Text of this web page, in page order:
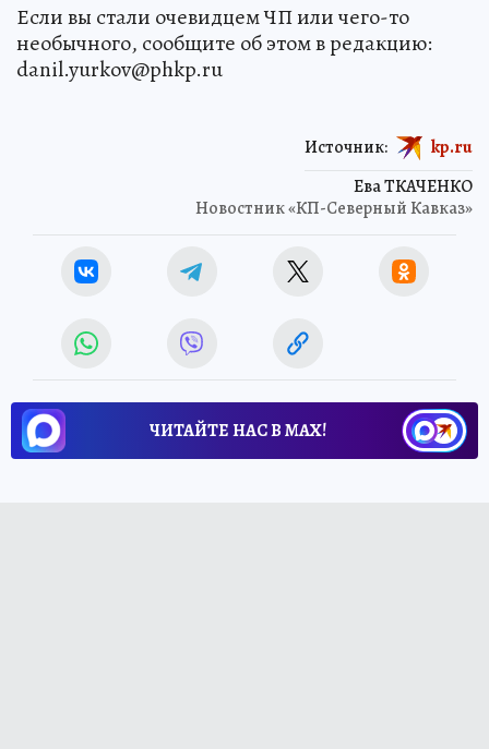
Если вы стали очевидцем ЧП или чего-то
необычного, сообщите об этом в редакцию:
danil.yurkov@phkp.ru
Ева ТКАЧЕНКО
Новостник «КП-Северный Кавказ»
Источник: kp.ru
ЧИТАЙТЕ НАС В МАХ!